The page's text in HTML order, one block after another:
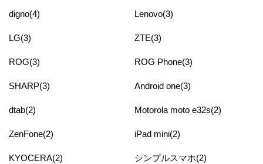
digno(4) Lenovo(3)
LG(3) ZTE(3)
ROG(3) ROG Phone(3)
SHARP(3) Android one(3)
dtab(2) Motorola moto e32s(2)
ZenFone(2) iPad mini(2)
KYOCERA(2) シンプルスマホ(2)